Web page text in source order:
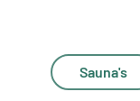
Sauna's